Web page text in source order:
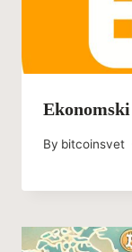
By bitcoinsvet